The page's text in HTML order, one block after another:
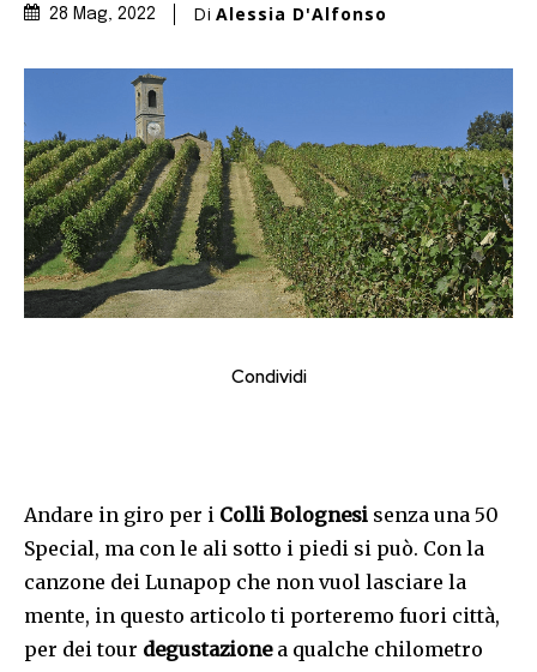
28 Mag, 2022 Di Alessia D'Alfonso
Condividi
Andare in giro per i Colli Bolognesi senza una 50
Special, ma con le ali sotto i piedi si può. Con la
canzone dei Lunapop che non vuol lasciare la
mente, in questo articolo ti porteremo fuori città,
per dei tour degustazionea qualche chilometro